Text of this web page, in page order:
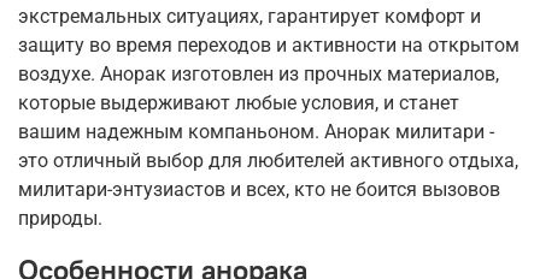
экстремальных ситуациях, гарантирует комфорт и
защиту во время переходов и активности на открытом
воздухе. Анорак изготовлен из прочных материалов,
которые выдерживают любые условия, и станет
вашим надежным компаньоном. Анорак милитари -
это отличный выбор для любителей активного отдыха,
милитари-энтузиастов и всех, кто не боится вызовов
природы.
Особенности анорака